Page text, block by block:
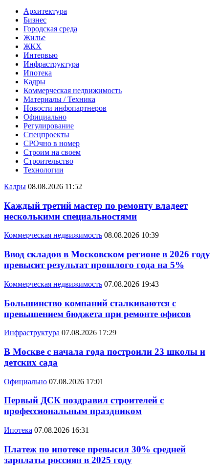
Архитектура
Бизнес
Городская среда
Жилье
ЖКХ
Интервью
Инфраструктура
Ипотека
Кадры
Коммерческая недвижимость
Материалы / Техника
Новости инфопартнеров
Официально
Регулирование
Спецпроекты
СРОчно в номер
Строим на своем
Строительство
Технологии
Кадры 08.08.2026 11:52
Каждый третий мастер по ремонту владеет
несколькими специальностями
Коммерческая недвижимость 08.08.2026 10:39
Ввод складов в Московском регионе в 2026 году
превысит результат прошлого года на 5%
Коммерческая недвижимость 07.08.2026 19:43
Большинство компаний сталкиваются с
превышением бюджета при ремонте офисов
Инфраструктура 07.08.2026 17:29
В Москве с начала года построили 23 школы и
детских сада
Официально 07.08.2026 17:01
Первый ДСК поздравил строителей с
профессиональным праздником
Ипотека 07.08.2026 16:31
Платеж по ипотеке превысил 30% средней
зарплаты россиян в 2025 году